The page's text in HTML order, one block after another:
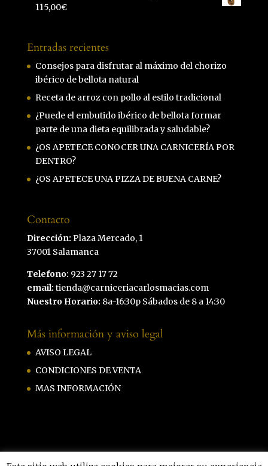
115,00€
Entradas recientes
Consejos para disfrutar al máximo del chorizo
ibérico de bellota natural
Receta de arroz con pollo al estilo tradicional
¿Puede el embutido ibérico de bellota formar
parte de una dieta equilibrada y saludable?
¿OS APETECE CONOCER UNA CARNICERÍA POR
DENTRO?
¿OS APETECE UNA PIZZA DE BUENA CARNE?
Contacto
Dirección: Plaza Mercado, 1
37001 Salamanca
Telefono: 923 27 17 72
email: tienda@carniceriacarlosmacias.com
Nuestro Horario: 8a-16:30p Sábados de 8 a 14:30
Más información y aviso legal
AVISO LEGAL
CONDICIONES DE VENTA
MAS INFORMACIÓN